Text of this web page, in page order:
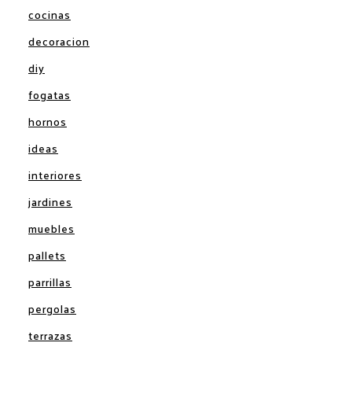
cocinas
decoracion
diy
fogatas
hornos
ideas
interiores
jardines
muebles
pallets
parrillas
pergolas
terrazas